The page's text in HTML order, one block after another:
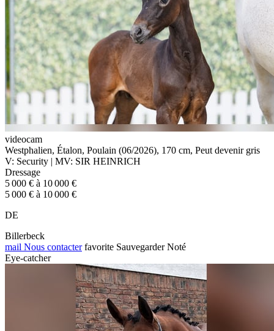
videocam
Westphalien, Étalon, Poulain (06/2026), 170 cm, Peut devenir gris
V: Security | MV: SIR HEINRICH
Dressage
5 000 € à 10 000 €
5 000 € à 10 000 €
DE
Billerbeck
mail Nous contacter favorite Sauvegarder Noté
Eye-catcher